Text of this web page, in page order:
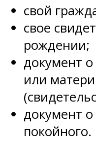
свой
свое
рождении;
документ
или
документ
покойного.